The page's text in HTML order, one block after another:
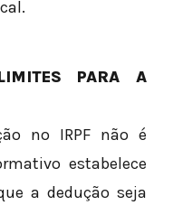
PARA A
no IRPF não é
estabelece
a dedução seja